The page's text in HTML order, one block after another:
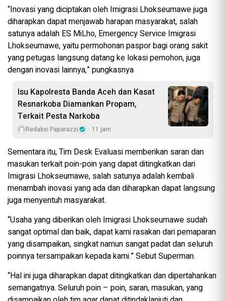
“Inovasi yang diciptakan oleh Imigrasi Lhokseumawe juga
diharapkan dapat menjawab harapan masyarakat, salah
satunya adalah ES MiLho, Emergency Service Imigrasi
Lhokseumawe, yaitu permohonan paspor bagi orang sakit
yang petugas langsung datang ke lokasi pemohon, juga
dengan inovasi lainnya,” pungkasnya
Isu Kapolresta Banda Aceh dan Kasat
Resnarkoba Diamankan Propam,
Terkait Pesta Narkoba
Redaksi Paparazzi 11 jam
Sementara itu, Tim Desk Evaluasi memberikan saran dan
masukan terkait poin-poin yang dapat ditingkatkan dari
Imigrasi Lhokseumawe, salah satunya adalah kembali
menambah inovasi yang ada dan diharapkan dapat langsung
juga menyentuh masyarakat.
“Usaha yang diberikan oleh Imigrasi Lhokseumawe sudah
sangat optimal dan baik, dapat kami rasakan dari pemaparan
yang disampaikan, singkat namun sangat padat dan seluruh
poinnya tersampaikan kepada kami.” Sebut Superman.
“Hal ini juga diharapkan dapat ditingkatkan dan dipertahankan
semangatnya. Seluruh poin – poin, saran, masukan, yang